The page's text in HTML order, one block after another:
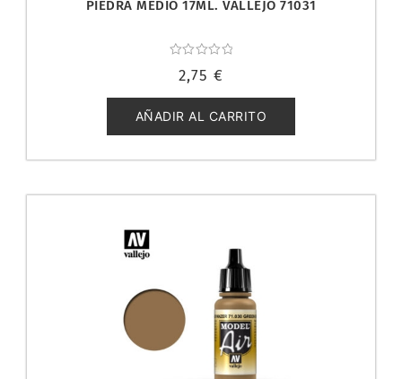
PIEDRA MEDIO 17ML. VALLEJO 71031
con
de
5
2,75 €
AÑADIR AL CARRITO